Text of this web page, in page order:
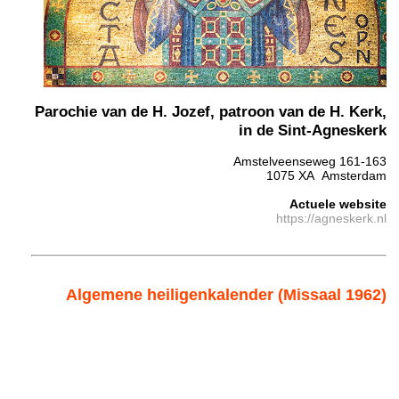
Parochie van de H. Jozef, patroon van de H. Kerk,
in de Sint-Agneskerk
Amstelveenseweg 161-163
1075 XA Amsterdam
Actuele website
https://agneskerk.nl
Algemene heiligenkalender (Missaal 1962)